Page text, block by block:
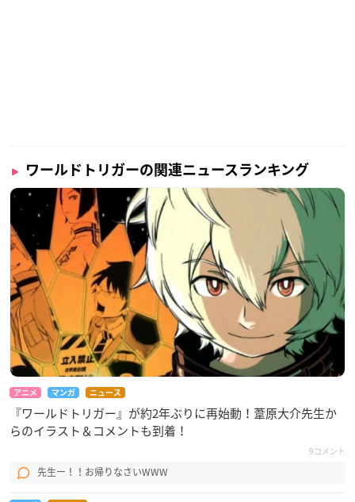
ワールドトリガーの関連ニュースランキング
アニメ マンガ ニュース
『ワールドトリガー』が約2年ぶりに再始動！葦原大介先生か
らのイラスト＆コメントも到着！
9コメント
先生ー！！お帰りなさいWWW